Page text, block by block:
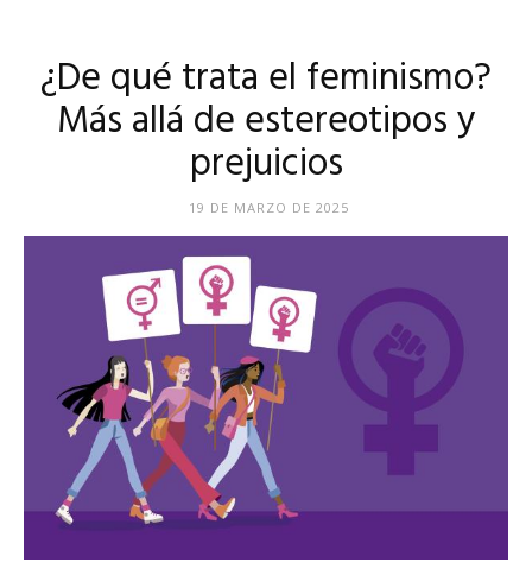
¿De qué trata el feminismo?
Más allá de estereotipos y
prejuicios
19 DE MARZO DE 2025